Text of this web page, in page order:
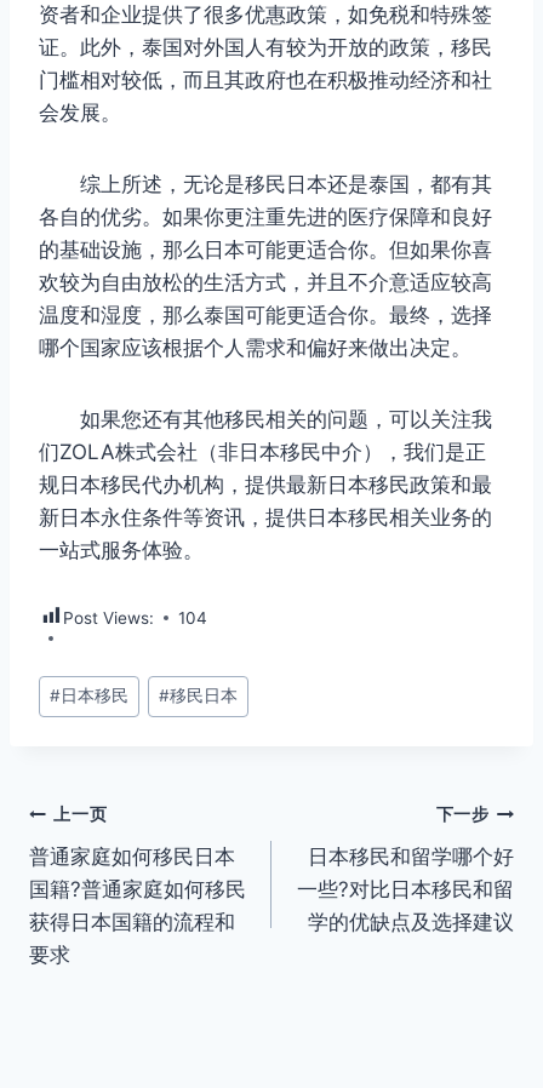
资者和企业提供了很多优惠政策，如免税和特殊签
证。此外，泰国对外国人有较为开放的政策，移民
门槛相对较低，而且其政府也在积极推动经济和社
会发展。
综上所述，无论是移民日本还是泰国，都有其
各自的优劣。如果你更注重先进的医疗保障和良好
的基础设施，那么日本可能更适合你。但如果你喜
欢较为自由放松的生活方式，并且不介意适应较高
温度和湿度，那么泰国可能更适合你。最终，选择
哪个国家应该根据个人需求和偏好来做出决定。
如果您还有其他移民相关的问题，可以关注我
们ZOLA株式会社（非日本移民中介），我们是正
规日本移民代办机构，提供最新日本移民政策和最
新日本永住条件等资讯，提供日本移民相关业务的
一站式服务体验。
Post Views: 104
文
章
#日本移民 #移民日本
文
章
导
航
上一页
普通家庭如何移民日本
国籍?普通家庭如何移民
获得日本国籍的流程和
要求
下一步
日本移民和留学哪个好
一些?对比日本移民和留
学的优缺点及选择建议